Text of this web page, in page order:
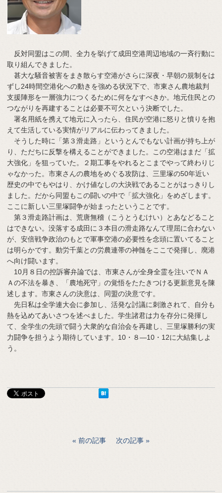
反対同盟はこの間、全力を挙げて成田空港周辺地域の一斉行動に
取り組んできました。
甚大な騒音被害をまき散らす空港がさらに深夜・早朝の規制をは
ずし24時間空港化への動きを強める状況下で、市東さん農地裁判
支援陣形を一層強力につくるために何をなすべきか。地元住民との
つながりを再建することは必要不可欠という決断でした。
署名用紙を携えて地元に入ったら、住民が空港に怒りと憤りを抱
えて生活している実情がリアルに伝わってきました。
そうした時に「第３滑走路」というとんでもない計画が持ち上が
り、ただちに反撃を構えることができました。この空港はまだ「拡
大強化」を狙っていた。２期工事をやれるとこまでやって終わりじ
ゃなかった。市東さんの農地をめぐる攻防は、三里塚の50年近い
歴史の中でもやはり、かけ値なしの大決戦であることがはっきりし
ました。だから同盟もこの闘いの中で「拡大強化」をめざします。
ここに新しい三里塚闘争が始まったということです。
第３滑走路計画は、荒唐無稽（こうとうむけい）とあなどること
はできない。没落する成田に３本目の滑走路なんて理屈に合わない
が、安倍戦争政治のもとで軍事空港の必要性を念頭に置いてること
は明らかです。動労千葉との労農連帯の神髄をここで発揮し、廃港
へ向け闘います。
10月８日の控訴審弁論では、市東さんが全身全霊を注いでＮＡ
Ａの不法を暴き、「農地死守」の覚悟をたたきつける更新意見を陳
述します。市東さんの決意は、同盟の決意です。
先日私は全学連大会に参加し、活発な討議に刺激されて、自分も
熱を込めてあいさつを述べました。学生諸君は力を存分に発揮し
て、全学生の先頭で闘う大衆的な自治会を再建し、三里塚勝利の実
力闘争を担うよう期待しています。10・８―10・12に大結集しよ
う。
前の記事 次の記事